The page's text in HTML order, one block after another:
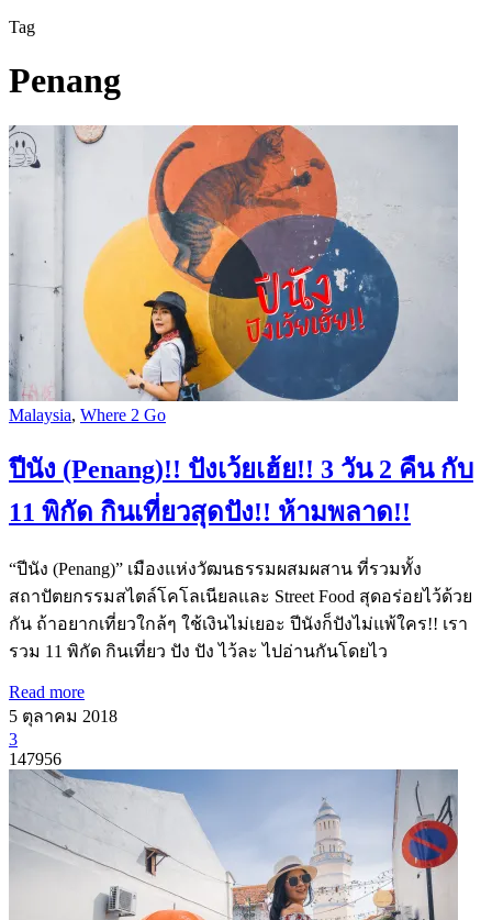
Tag
Penang
Malaysia, Where 2 Go
ปีนัง (Penang)!! ปังเว้ยเฮ้ย!! 3 วัน 2 คืน กับ
11 พิกัด กินเที่ยวสุดปัง!! ห้ามพลาด!!
“ปีนัง (Penang)” เมืองแห่งวัฒนธรรมผสมผสาน ที่รวมทั้ง
สถาปัตยกรรมสไตล์โคโลเนียลและ Street Food สุดอร่อยไว้ด้วย
กัน ถ้าอยากเที่ยวใกล้ๆ ใช้เงินไม่เยอะ ปีนังก็ปังไม่แพ้ใคร!! เรา
รวม 11 พิกัด กินเที่ยว ปัง ปัง ไว้ละ ไปอ่านกันโดยไว
Read more
5 ตุลาคม 2018
3
147956